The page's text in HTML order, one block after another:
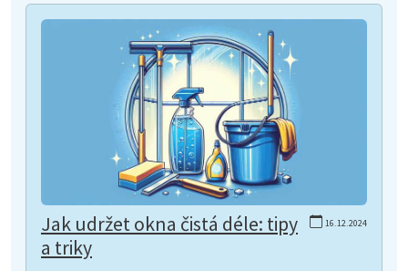
16.12.2024
Jak udržet okna čistá déle: tipy
a triky